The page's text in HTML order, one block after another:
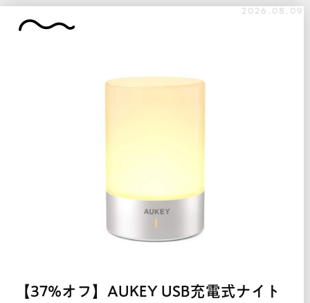
2026.08.09
【37%オフ】AUKEY USB充電式ナイト